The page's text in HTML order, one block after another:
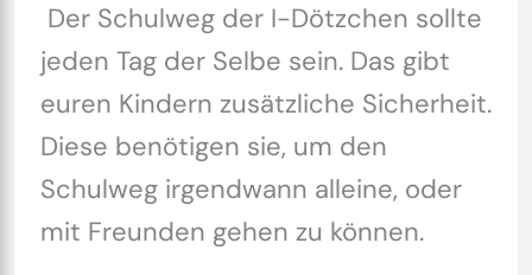
Der Schulweg der I-Dötzchen sollte
jeden Tag der Selbe sein. Das gibt
euren Kindern zusätzliche Sicherheit.
Diese benötigen sie, um den
Schulweg irgendwann alleine, oder
mit Freunden gehen zu können.